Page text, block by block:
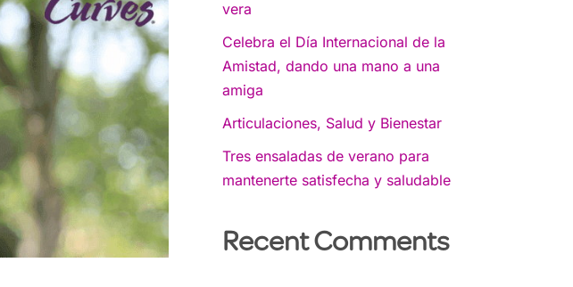
vera
Celebra el Día Internacional de la
Amistad, dando una mano a una
amiga
Articulaciones, Salud y Bienestar
Tres ensaladas de verano para
mantenerte satisfecha y saludable
Recent Comments